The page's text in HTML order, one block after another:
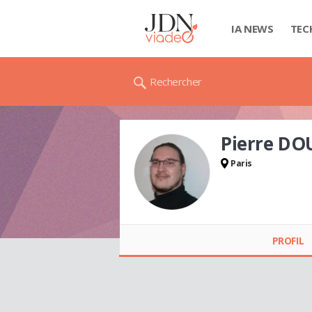
IA NEWS
Rechercher
Pierre
Paris
PROFIL